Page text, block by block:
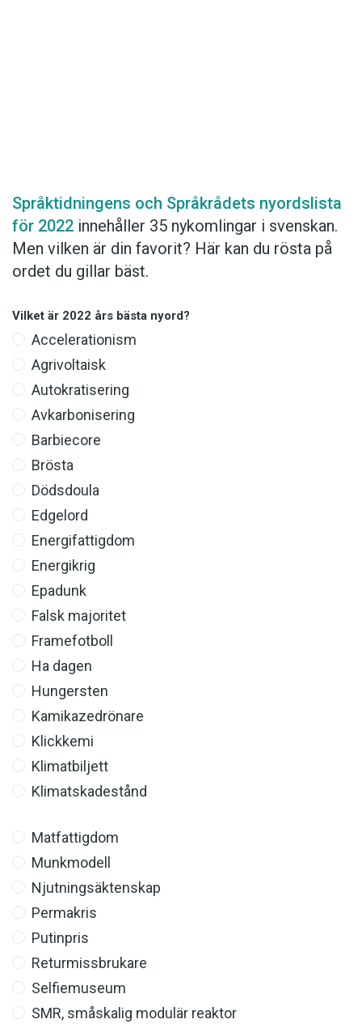
Hantera cookie-inställningar
Språktidningens och Språkrådets nyordslista
för 2022 innehåller 35 nykomlingar i svenskan.
Men vilken är din favorit? Här kan du rösta på
ordet du gillar bäst.
Vilket är 2022 års bästa nyord?
Accelerationism
Agrivoltaisk
Autokratisering
Avkarbonisering
Barbiecore
Brösta
Dödsdoula
Edgelord
Energifattigdom
Energikrig
Epadunk
Falsk majoritet
Framefotboll
Ha dagen
Hungersten
Kamikazedrönare
Klickkemi
Klimatbiljett
Klimatskadestånd
Matfattigdom
Munkmodell
Njutningsäktenskap
Permakris
Putinpris
Returmissbrukare
Selfiemuseum
SMR, småskalig modulär reaktor